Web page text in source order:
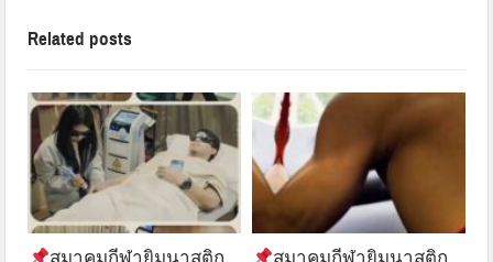
Related posts